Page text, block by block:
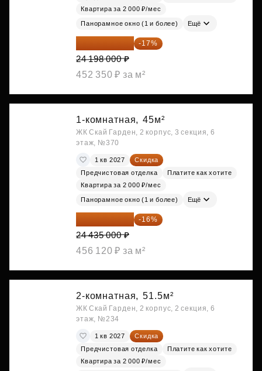
Квартира за 2 000 ₽/мес
Панорамное окно (1 и более) Ещё
20 084 340 ₽ -17%
24 198 000 ₽
452 350 ₽ за м²
1-комнатная, 45м²
ЖК Скай Гарден, 2 корпус, 3 секция, 6
этаж, №370
1 кв 2027
Скидка
Предчистовая отделка
Платите как хотите
Квартира за 2 000 ₽/мес
Панорамное окно (1 и более) Ещё
20 525 400 ₽ -16%
24 435 000 ₽
456 120 ₽ за м²
2-комнатная, 51.5м²
ЖК Скай Гарден, 2 корпус, 2 секция, 6
этаж, №234
1 кв 2027
Скидка
Предчистовая отделка
Платите как хотите
Квартира за 2 000 ₽/мес